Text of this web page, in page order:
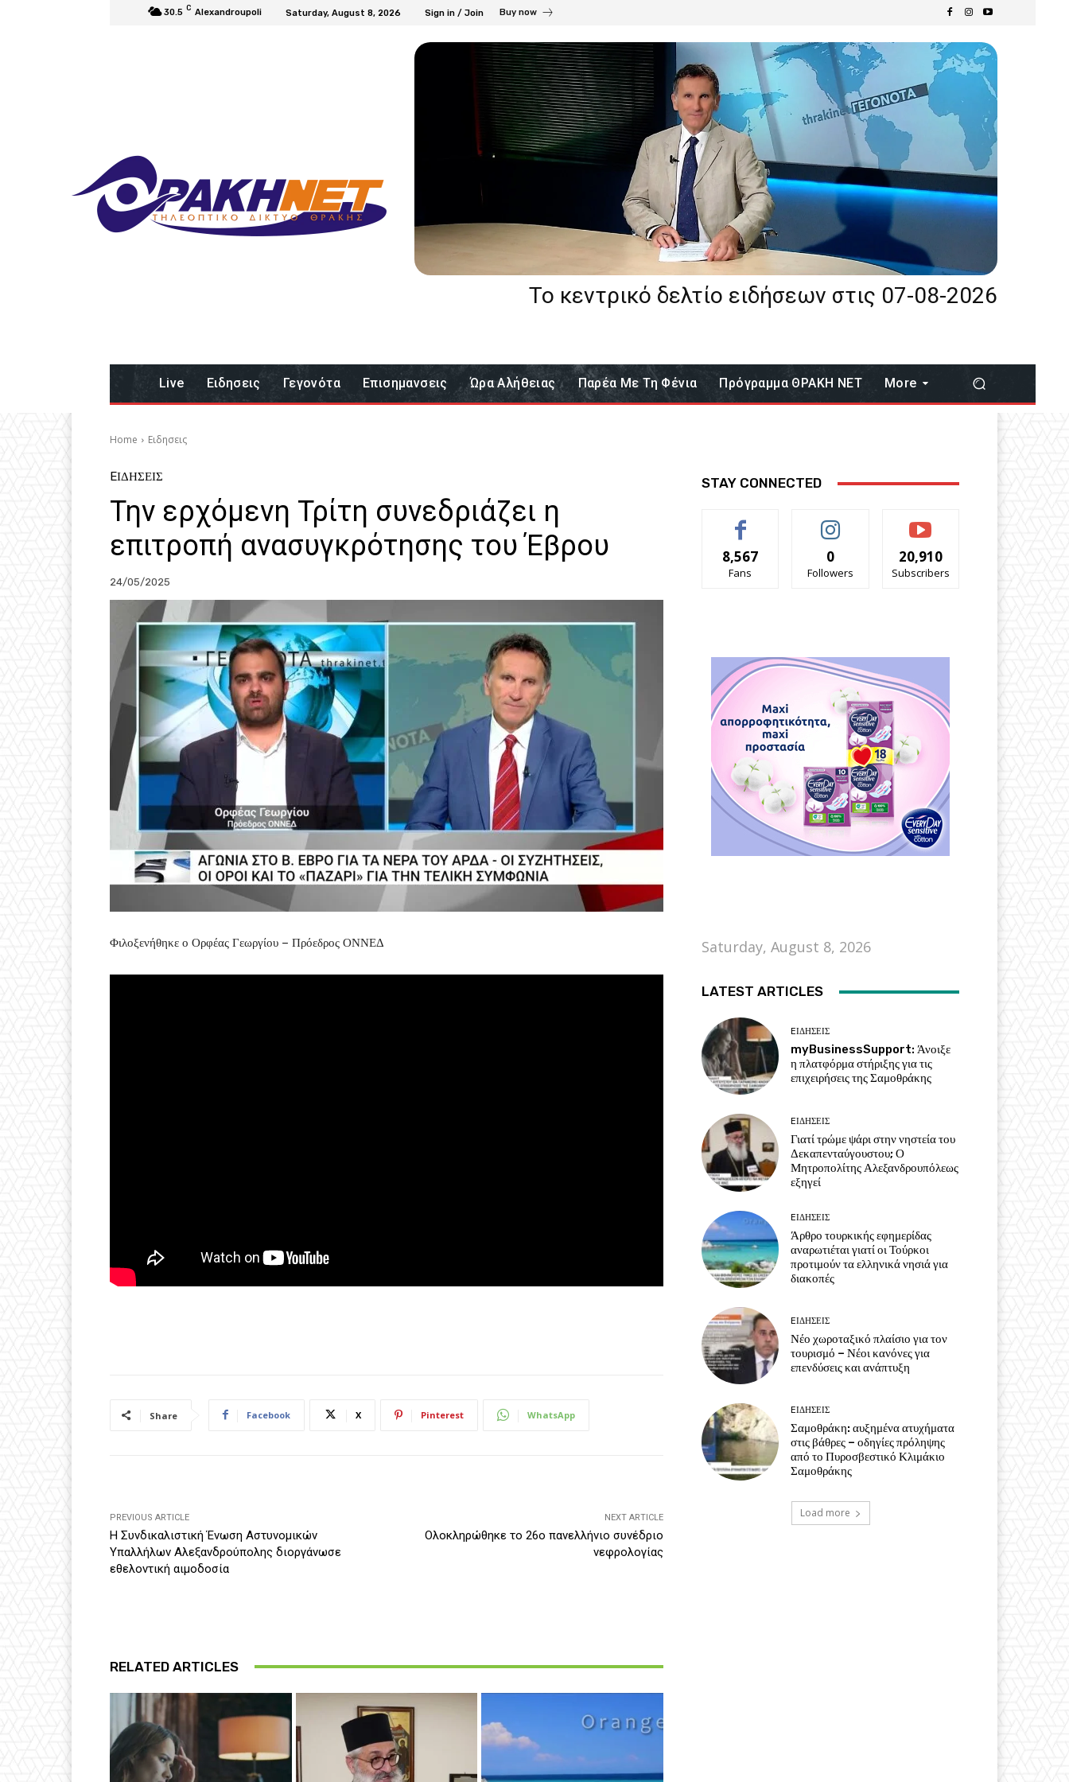
30.5 C Alexandroupoli Saturday, August 8, 2026 Sign in / Join Buy now
Το κεντρικό δελτίο ειδήσεων στις 07-08-2026
Live Eιδησεις Γεγονότα Επισημανσεις Ώρα Αλήθειας Παρέα Με Τη Φένια Πρόγραμμα ΘΡΑΚΗ ΝΕΤ More
Home Eιδησεις
EΙΔΗΣΕΙΣ
Την ερχόμενη Τρίτη συνεδριάζει η
επιτροπή ανασυγκρότησης του Έβρου
24/05/2025
Φιλοξενήθηκε ο Ορφέας Γεωργίου – Πρόεδρος ΟΝΝΕΔ
Share Facebook X Pinterest WhatsApp
PREVIOUS ARTICLE
Η Συνδικαλιστική Ένωση Αστυνομικών
Υπαλλήλων Αλεξανδρούπολης διοργάνωσε
εθελοντική αιμοδοσία
NEXT ARTICLE
Ολοκληρώθηκε το 26ο πανελλήνιο συνέδριο
νεφρολογίας
RELATED ARTICLES
STAY CONNECTED
8,567
Fans
0
Followers
20,910
Subscribers
Saturday, August 8, 2026
LATEST ARTICLES
EΙΔΗΣΕΙΣ
myBusinessSupport: Άνοιξε
η πλατφόρμα στήριξης για τις
επιχειρήσεις της Σαμοθράκης
EΙΔΗΣΕΙΣ
Γιατί τρώμε ψάρι στην νηστεία του
Δεκαπενταύγουστου; Ο
Μητροπολίτης Αλεξανδρουπόλεως
εξηγεί
EΙΔΗΣΕΙΣ
Άρθρο τουρκικής εφημερίδας
αναρωτιέται γιατί οι Τούρκοι
προτιμούν τα ελληνικά νησιά για
διακοπές
EΙΔΗΣΕΙΣ
Νέο χωροταξικό πλαίσιο για τον
τουρισμό – Νέοι κανόνες για
επενδύσεις και ανάπτυξη
EΙΔΗΣΕΙΣ
Σαμοθράκη: αυξημένα ατυχήματα
στις βάθρες – οδηγίες πρόληψης
από το Πυροσβεστικό Κλιμάκιο
Σαμοθράκης
Load more